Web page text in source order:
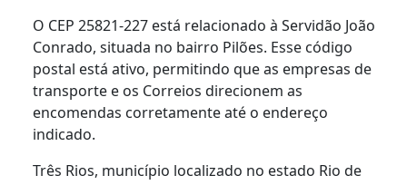
O CEP 25821-227 está relacionado à Servidão João
Conrado, situada no bairro Pilões. Esse código
postal está ativo, permitindo que as empresas de
transporte e os Correios direcionem as
encomendas corretamente até o endereço
indicado.
Três Rios, município localizado no estado Rio de